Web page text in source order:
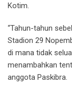
Kotim.
“Tahun-tahun
Stadion 29
di mana tidak
menambahkan
anggota Paskibra.